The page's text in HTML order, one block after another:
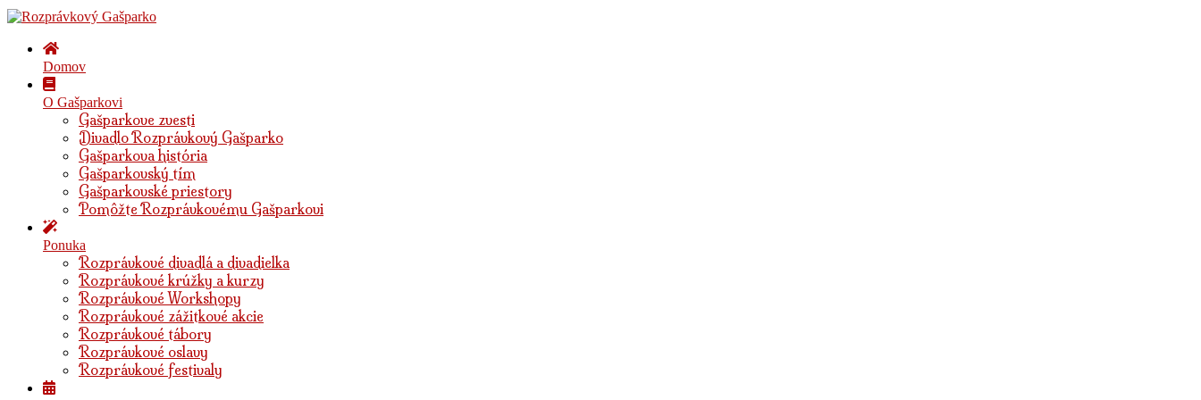
Domov
O Gašparkovi
Gašparkove zvesti
Divadlo Rozprávkový Gašparko
Gašparkova história
Gašparkovský tím
Gašparkovské priestory
Pomôžte Rozprávkovému Gašparkovi
Ponuka
Rozprávkové divadlá a divadielka
Rozprávkové krúžky a kurzy
Rozprávkové Workshopy
Rozprávkové zážitkové akcie
Rozprávkové tábory
Rozprávkové oslavy
Rozprávkové festivaly